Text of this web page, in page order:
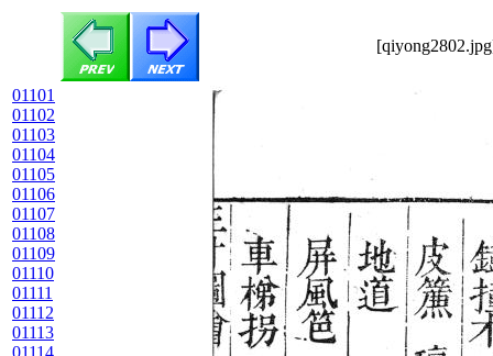
01101
01102
01103
01104
01105
01106
01107
01108
01109
01110
01111
01112
01113
01114